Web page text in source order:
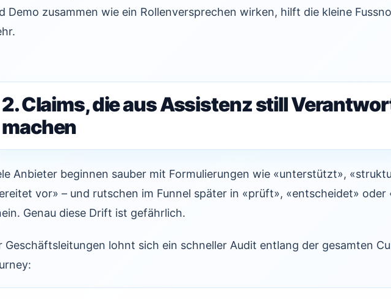
Demo zusammen wie ein Rollenversprechen wirken, hilft die kleine
2. Claims, die aus Assistenz still
machen
Anbieter beginnen sauber mit Formulierungen wie «unterstützt»,
vor» – und rutschen im Funnel später in «prüft», «entscheidet» oder
Genau diese Drift ist gefährlich.
Geschäftsleitungen lohnt sich ein schneller Audit entlang der gesamten